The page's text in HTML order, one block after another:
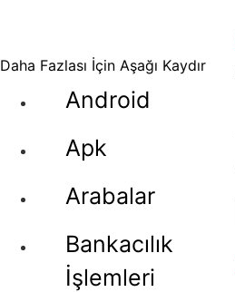
Daha Fazlası İçin Aşağı Kaydır
Android
Apk
Arabalar
Bankacılık
İşlemleri